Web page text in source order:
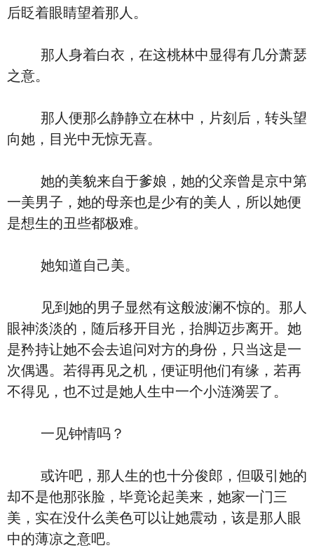
后眨着眼睛望着那人。
那人身着白衣，在这桃林中显得有几分萧瑟
之意。
那人便那么静静立在林中，片刻后，转头望
向她，目光中无惊无喜。
她的美貌来自于爹娘，她的父亲曾是京中第
一美男子，她的母亲也是少有的美人，所以她便
是想生的丑些都极难。
她知道自己美。
见到她的男子显然有这般波澜不惊的。那人
眼神淡淡的，随后移开目光，抬脚迈步离开。她
是矜持让她不会去追问对方的身份，只当这是一
次偶遇。若得再见之机，便证明他们有缘，若再
不得见，也不过是她人生中一个小涟漪罢了。
一见钟情吗？
或许吧，那人生的也十分俊郎，但吸引她的
却不是他那张脸，毕竟论起美来，她家一门三
美，实在没什么美色可以让她震动，该是那人眼
中的薄凉之意吧。